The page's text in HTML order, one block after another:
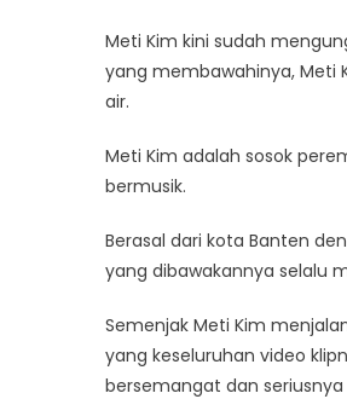
Meti Kim kini sudah
yang membawahinya, Meti
air.
Meti Kim adalah sosok
bermusik.
Berasal dari kota Banten
yang dibawakannya selalu
Semenjak Meti Kim
yang keseluruhan video
bersemangat dan seriusnya